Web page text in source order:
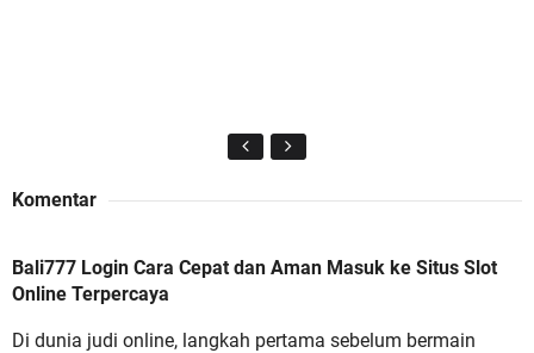
Komentar
Bali777 Login Cara Cepat dan Aman Masuk ke Situs Slot
Online Terpercaya
Di dunia judi online, langkah pertama sebelum bermain